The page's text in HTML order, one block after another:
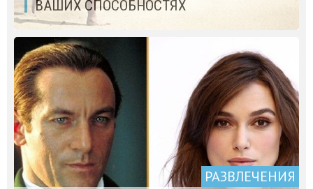
ВАШИХ СПОСОБНОСТЯХ
РАЗВЛЕЧЕНИЯ